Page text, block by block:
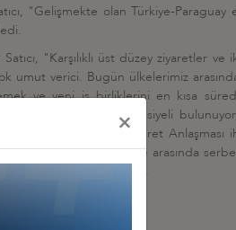
"Gelişmekte olan Türkiye-Paraguay
"Karşılıklı üst düzey ziyaretler ve
umut verici. Bugün ülkelerimiz
ve yeni iş birliklerini en kısa
iş birliği potansiyeli
olması ve Serbest Ticaret Anlaşması
Öncelikli olarak iki ülke arasında
şeklinde konuştu.
×